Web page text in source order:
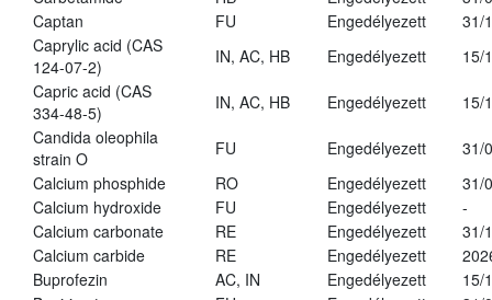
Captan
FU Engedélyezett
31/
Caprylic acid (CAS
124-07-2)
IN, AC, HB Engedélyezett
15/
Capric acid (CAS
334-48-5)
IN, AC, HB Engedélyezett
15/
Candida oleophila
strain O
FU Engedélyezett
31/
Calcium phosphide
RO Engedélyezett
31/
Calcium hydroxide
FU Engedélyezett
-
Calcium carbonate
RE Engedélyezett
31/
Calcium carbide
RE Engedélyezett
Buprofezin
AC, IN Engedélyezett
15/